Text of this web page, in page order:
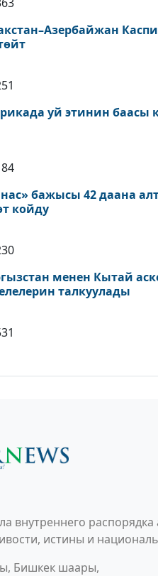
уй этинин баасы
бажысы 42 даана
койду
менен Кытай
талкуулады
внутреннего распорядка
истины и
Бишкек шаары,